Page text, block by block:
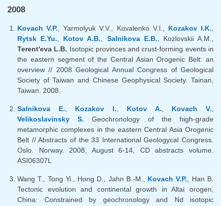
2008
Kovach V.P. , Yarmolyuk V.V., Kovalenko V.I., Kozakov I.K.
Rytsk E.Yu.
Kotov A.B. Salnikova E.B. , Kozlovskii A.M.,
Terent'eva L.B. Isotopic provinces and crust-forming events in
the eastern segment of the Central Asian Orogenic Belt: an
overview // 2008 Geological Annual Congress of Geological
Society of Taiwan and Chinese Geophysical Society. Tainan,
Taiwan. 2008.
Salnikova E. Kozakov I. Kotov A. Kovach V.
Velikoslavinsky S. Geochronology of the high-grade
metamorphic complexes in the eastern Central Asia Orogenic
Belt // Abstracts of the 33 International Geologycal Congress.
Oslo. Norway. 2008, August 6-14, CD abstracts volume.
ASI06307L
Wang T., Tong Yi., Hong D., Jahn B.-M., Kovach V.P. , Han B.
Tectonic evolution and continental growth in Altai orogen,
China: Constrained by geochronology and Nd isotopic